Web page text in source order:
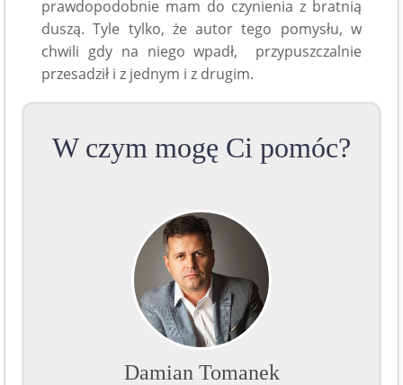
prawdopodobnie mam do czynienia z bratnią
duszą. Tyle tylko, że autor tego pomysłu, w
chwili gdy na niego wpadł, przypuszczalnie
przesadził i z jednym i z drugim.
W czym mogę Ci pomóc?
Damian Tomanek